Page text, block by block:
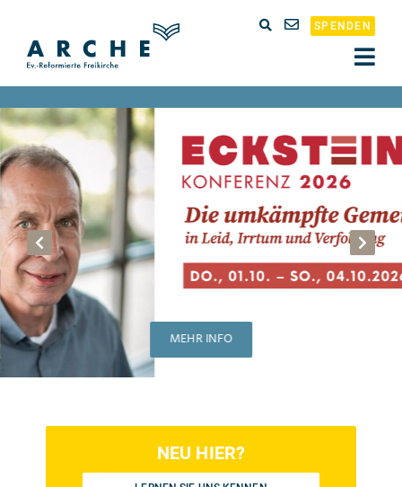
SPENDEN
MEHR INFO
NEU HIER?